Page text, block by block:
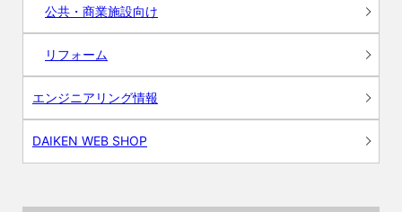
公共・商業施設向け
リフォーム
エンジニアリング情報
DAIKEN WEB SHOP